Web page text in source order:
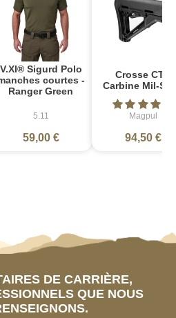
V.XI® Sigurd Polo
courtes -
Ranger Green
5.11
59,00 €
Crosse CTR
Carbine Mil-
Magpul
94,50 €
DE CARRIÈRE,
QUE NOUS